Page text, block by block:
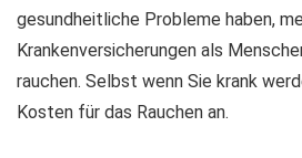
gesundheitliche Probleme haben,
Krankenversicherungen als
rauchen. Selbst wenn Sie krank
Kosten für das Rauchen an.